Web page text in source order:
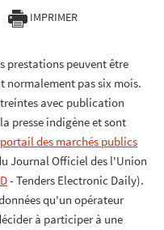
FENÊTRE
IMPRIMER
prestations peuvent être
normalement pas six mois.
avec publication
presse indigène et sont
portail des marchés publics
Journal Officiel des l'Union
- Tenders Electronic Daily).
qu'un opérateur
à participer à une